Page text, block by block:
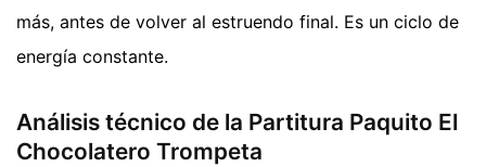
más, antes de volver al estruendo final. Es un ciclo de
energía constante.
Análisis técnico de la Partitura Paquito El
Chocolatero Trompeta